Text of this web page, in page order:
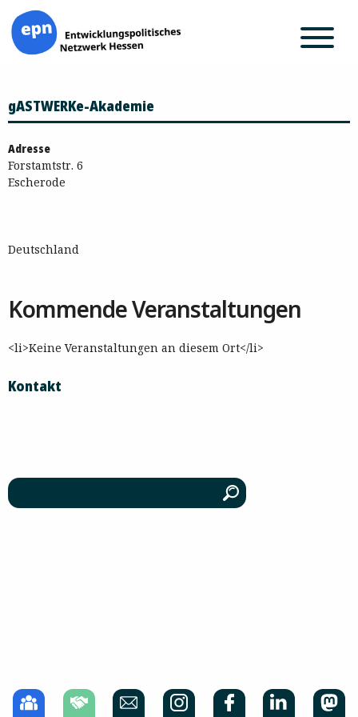
Inhalt
springen
gASTWERKe-Akademie
Adresse
Forstamtstr. 6
Escherode
Deutschland
Kommende Veranstaltungen
<li>Keine Veranstaltungen an diesem Ort</li>
Kontakt